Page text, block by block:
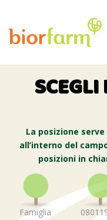
La posizione
all’interno del
posizioni in
Famiglia